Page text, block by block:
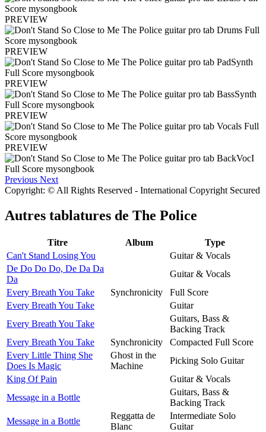
PREVIEW
PREVIEW
PREVIEW
PREVIEW
PREVIEW
Previous Next
Copyright: © All Rights Reserved - International Copyright Secured
Autres tablatures de The Police
Titre Album
Type
Can't Stand Losing You
Guitar & Vocals
De Do Do Do, De Da Da
Da
Guitar & Vocals
Every Breath You Take
Synchronicity
Full Score
Every Breath You Take
Guitar
Every Breath You Take
Guitars, Bass &
Backing Track
Every Breath You Take
Synchronicity
Compacted Full Score
Every Little Thing She
Does Is Magic
Ghost in the
Machine
Picking Solo Guitar
King Of Pain
Guitar & Vocals
Message in a Bottle
Guitars, Bass &
Backing Track
Message in a Bottle
Reggatta de
Blanc
Intermediate Solo
Guitar